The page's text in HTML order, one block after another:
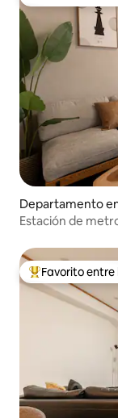
Departamento
Estación de
acceso a
De los mejores
Favorito entre